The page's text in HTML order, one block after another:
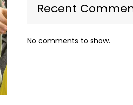
Recent
No comments to show.